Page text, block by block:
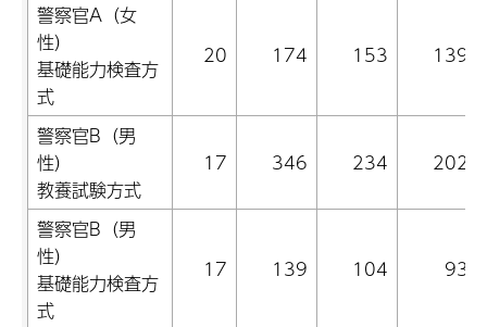
警察官A（女
性）
基礎能力検査方
式
20 174 153 139
警察官B（男
性）
教養試験方式
17 346 234 202
警察官B（男
性）
基礎能力検査方
式
17 139 104 93